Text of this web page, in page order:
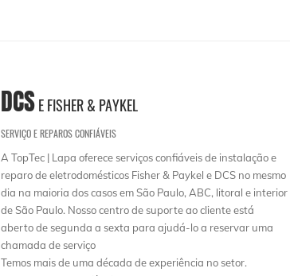
DCSE FISHER & PAYKEL
SERVIÇO E REPAROS CONFIÁVEIS
A TopTec | Lapa oferece serviços confiáveis de instalação e
reparo de eletrodomésticos Fisher & Paykel e DCS no mesmo
dia na maioria dos casos em São Paulo, ABC, litoral e interior
de São Paulo. Nosso centro de suporte ao cliente está
aberto de segunda a sexta para ajudá-lo a reservar uma
chamada de serviço
Temos mais de uma década de experiência no setor.